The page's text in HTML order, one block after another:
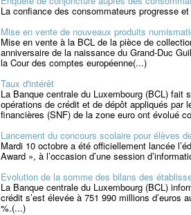
La confiance des consommateurs progresse
Mise en vente de nouveaux produits
Mise en vente à la BCL de la pièce de
anniversaire de la naissance du Grand-Duc
la Cour des comptes européenne(...)
Taux d'intérêt
La Banque centrale du Luxembourg (BCL)
opérations de crédit et de dépôt appliqués
financières (SNF) de la zone euro ont évolué
Lancement du concours scolaire pour élèves
Mardi 10 octobre a été officiellement lancée
Award », à l’occasion d’une session
Evolution de la somme des bilans des
La Banque centrale du Luxembourg (BCL)
crédit s’est élevée à 751 990 millions d’euros
%.(...)